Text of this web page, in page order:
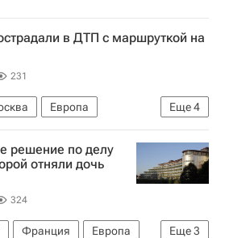
в ДТП с маршруткой на
231
Еще4
Европа
Весь мир
г. Москве
Россия
решение по делу
отняли дочь
324
Еще3
Франция
Европа